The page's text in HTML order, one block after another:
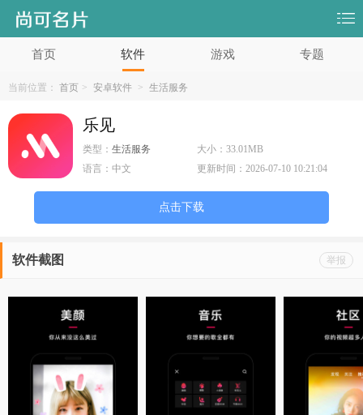
首页 软件 游戏 专题
当前位置： 首页 > 安卓软件 > 生活服务
乐见
类型： 生活服务 大小：33.01MB
语言： 中文 更新时间：2026-07-10 10:21:04
点击下载
举报
软件截图